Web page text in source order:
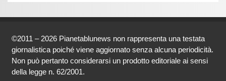
©2011 – 2026 Pianetablunews non rappresenta una testata
giornalistica poiché viene aggiornato senza alcuna periodicità.
Non può pertanto considerarsi un prodotto editoriale ai sensi
della legge n. 62/2001.